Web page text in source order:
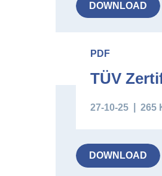
DOWNLOAD
PDF
TÜV
27-10-25 265
DOWNLOAD